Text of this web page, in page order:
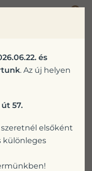
0
és
. Az új helyen
57.
elsőként
különleges